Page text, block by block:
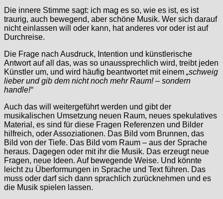
Die innere Stimme sagt: ich mag es so, wie es ist, es ist
traurig, auch bewegend, aber schöne Musik. Wer sich darauf
nicht einlassen will oder kann, hat anderes vor oder ist auf
Durchreise.
Die Frage nach Ausdruck, Intention und künstlerische
Antwort auf all das, was so unaussprechlich wird, treibt jeden
Künstler um, und wird häufig beantwortet mit einem „schweig
lieber und gib dem nicht noch mehr Raum! – sondern
handle!“
Auch das will weitergeführt werden und gibt der
musikalischen Umsetzung neuen Raum, neues spekulatives
Material, es sind für diese Fragen Referenzen und Bilder
hilfreich, oder Assoziationen. Das Bild vom Brunnen, das
Bild von der Tiefe. Das Bild vom Raum – aus der Sprache
heraus. Dagegen oder mit ihr die Musik. Das erzeugt neue
Fragen, neue Ideen. Auf bewegende Weise. Und könnte
leicht zu Überformungen in Sprache und Text führen. Das
muss oder darf sich dann sprachlich zurücknehmen und es
die Musik spielen lassen.